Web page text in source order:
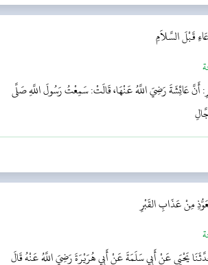
قَبْلَ السَّلاَمِ
أَنَّ عَائِشَةَ رَضِيَ اللَّهُ عَنْهَا، قَالَتْ: سَمِعْتُ رَسُولَ اللَّهِ صَلَّى
مِنْ عَذَابِ القَبْرِ
يَحْيَى عَنْ أَبِي سَلَمَةَ عَنْ أَبِي هُرَيْرَةَ رَضِيَ اللَّهُ عَنْهُ قَالَ